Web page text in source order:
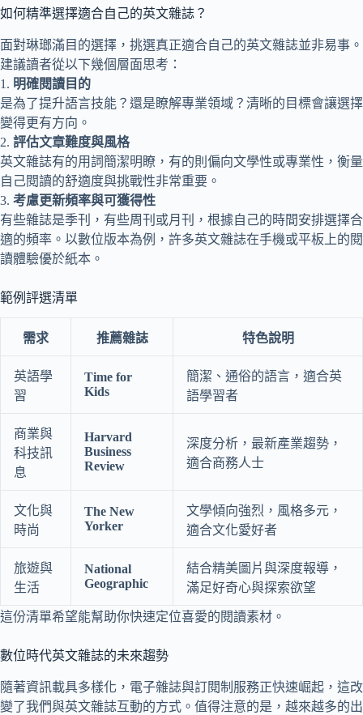
如何精準選擇適合自己的英文雜誌？
面對琳瑯滿目的選擇，挑選真正適合自己的英文雜誌並非易事。
建議讀者從以下幾個層面思考：
1. 明確閱讀目的
是為了提升語言技能？還是瞭解專業領域？清晰的目標會讓選擇
變得更有方向。
2. 評估文章難度與風格
英文雜誌有的用詞簡潔明瞭，有的則偏向文學性或專業性，衡量
自己閱讀的舒適度與挑戰性非常重要。
3. 考慮更新頻率與可獲得性
有些雜誌是季刊，有些周刊或月刊，根據自己的時間安排選擇合
適的頻率。以數位版本為例，許多英文雜誌在手機或平板上的閱
讀體驗優於紙本。
範例評選清單
需求 推薦雜誌 特色說明
英語學
習
Time for
Kids
簡潔、通俗的語言，適合英
語學習者
商業與
科技訊
息
Harvard
Business
Review
深度分析，最新產業趨勢，
適合商務人士
文化與
時尚
The New
Yorker
文學傾向強烈，風格多元，
適合文化愛好者
旅遊與
生活
National
Geographic
結合精美圖片與深度報導，
滿足好奇心與探索欲望
這份清單希望能幫助你快速定位喜愛的閱讀素材。
數位時代英文雜誌的未來趨勢
隨著資訊載具多樣化，電子雜誌與訂閱制服務正快速崛起，這改
變了我們與英文雜誌互動的方式。值得注意的是，越來越多的出